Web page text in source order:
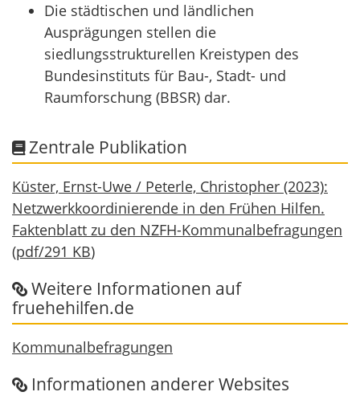
Die städtischen und ländlichen
Ausprägungen stellen die
siedlungsstrukturellen Kreistypen des
Bundesinstituts für Bau-, Stadt- und
Raumforschung (BBSR) dar.
Zentrale Publikation
Küster, Ernst-Uwe / Peterle, Christopher (2023):
Netzwerkkoordinierende in den Frühen Hilfen.
Faktenblatt zu den NZFH-Kommunalbefragungen
(pdf/291 KB)
Weitere Informationen auf
fruehehilfen.de
Kommunalbefragungen
Informationen anderer Websites